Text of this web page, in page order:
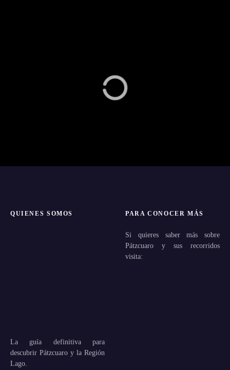
QUIENES SOMOS
La guía definitiva para
descubrir Pátzcuaro y la Región
Lago.
PARA CONOCER MÁS
Si quieres saber más sobre
Pátzcuaro y sus recorridos
visita: